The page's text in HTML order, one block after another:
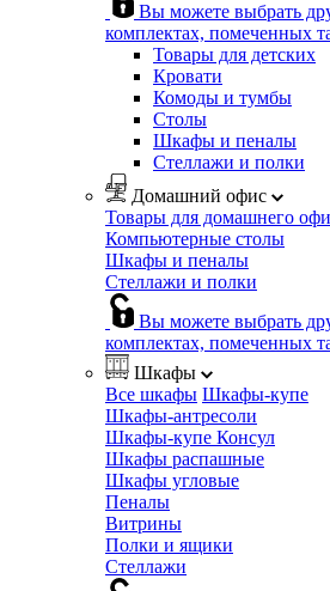
Вы можете выбрать
комплектах, помеченных
Товары для детских
Кровати
Комоды и тумбы
Столы
Шкафы и пеналы
Стеллажи и полки
Домашний офис
Товары для домашнего
Компьютерные столы
Шкафы и пеналы
Стеллажи и полки
Вы можете выбрать
комплектах, помеченных
Шкафы
Все шкафы Шкафы-купе
Шкафы-антресоли
Шкафы-купе Консул
Шкафы распашные
Шкафы угловые
Пеналы
Витрины
Полки и ящики
Стеллажи